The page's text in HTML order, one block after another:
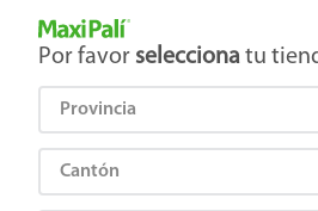
Tienda Maxi Palí
Por favor selecciona tu
Provincia
Cantón